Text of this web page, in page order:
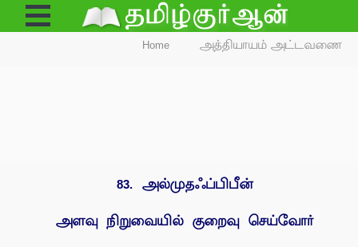
Open
Menu
Home அத்தியாயம் அட்டவணை
83. அல்முதஃப்பிபீன்
அளவு நிறுவையில் குறைவு செய்வோர்